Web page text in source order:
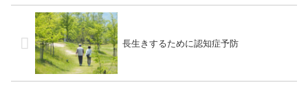
もはジムの時間ですが、休み
す。レシピ★オートミール
長生きするために認知症予防